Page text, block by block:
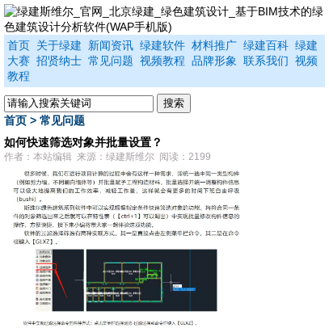
首页 关于绿建 新闻资讯 绿建软件 材料推广 绿建百科 绿建
大赛 招贤纳士 常见问题 视频教程 品牌形象 联系我们 视频
教程
首页 > 常见问题
如何快速筛选对象并批量设置？
作者：本站编辑 来源：绿建斯维尔 阅读：2199